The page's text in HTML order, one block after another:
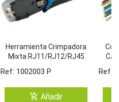
Herramienta Crimpadora
Mixta RJ11/RJ12/RJ45
Ref: 1002003 P
add_shopping_cart Añadir
Ref: